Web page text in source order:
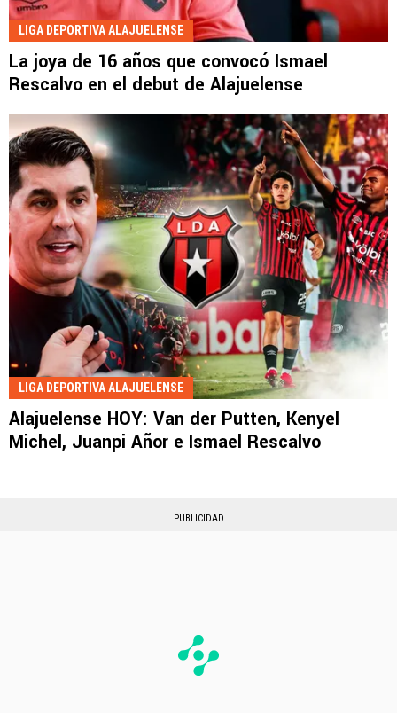
LIGA DEPORTIVA ALAJUELENSE
La joya de 16 años que convocó Ismael
Rescalvo en el debut de Alajuelense
LIGA DEPORTIVA ALAJUELENSE
Alajuelense HOY: Van der Putten, Kenyel
Michel, Juanpi Añor e Ismael Rescalvo
PUBLICIDAD